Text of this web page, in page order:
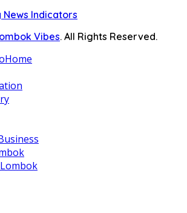
Indicators
Vibes. All Rights Reserved.
Home